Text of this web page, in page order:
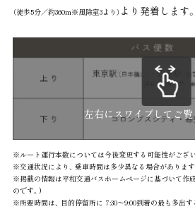
（徒歩5分／約360m※風除室3より） より発着します。
左右にスワイプしてご覧
※ルート運行本数については今後変更する可能性がござい
※交通状況により、 乗車時間は多少異なる場合がありま
※掲載の情報は平和交通バスホームページに基づいて作
のです。)
※所要時間は、 目的停留所に 7:30〜9:00到着の最も多出す